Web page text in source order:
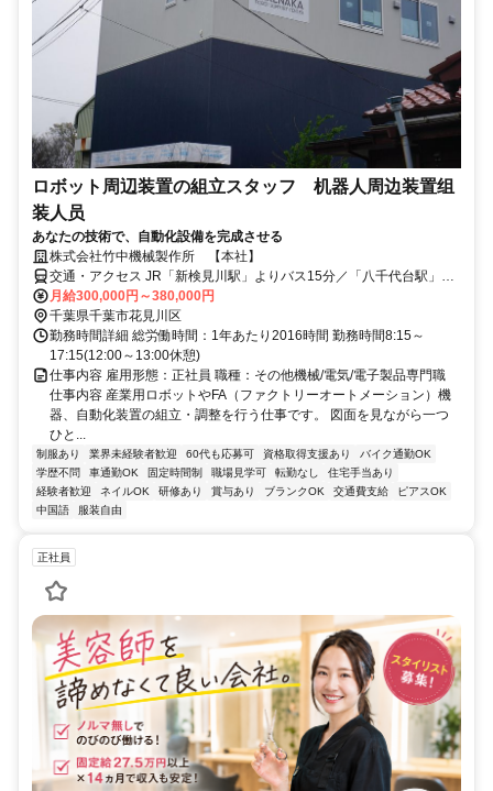
ロボット周辺装置の組立スタッフ 机器人周边装置组
装人员
あなたの技術で、自動化設備を完成させる
株式会社竹中機械製作所 【本社】
交通・アクセス JR「新検見川駅」よりバス15分／「八千代台駅」
「新検見川駅」より車14分
月給300,000円～380,000円
千葉県千葉市花見川区
勤務時間詳細 総労働時間：1年あたり2016時間 勤務時間8:15～
17:15(12:00～13:00休憩)
仕事内容 雇用形態：正社員 職種：その他機械/電気/電子製品専門職
仕事内容 産業用ロボットやFA（ファクトリーオートメーション）機
器、自動化装置の組立・調整を行う仕事です。 図面を見ながら一つ
ひと...
制服あり 業界未経験者歓迎 60代も応募可 資格取得支援あり
バイク通勤OK
学歴不問
車通勤OK 固定時間制 職場見学可 転勤なし
住宅手当あり
経験者歓迎
ネイルOK 研修あり 賞与あり ブランクOK 交通費支給
ピアスOK
中国語
服装自由
正社員